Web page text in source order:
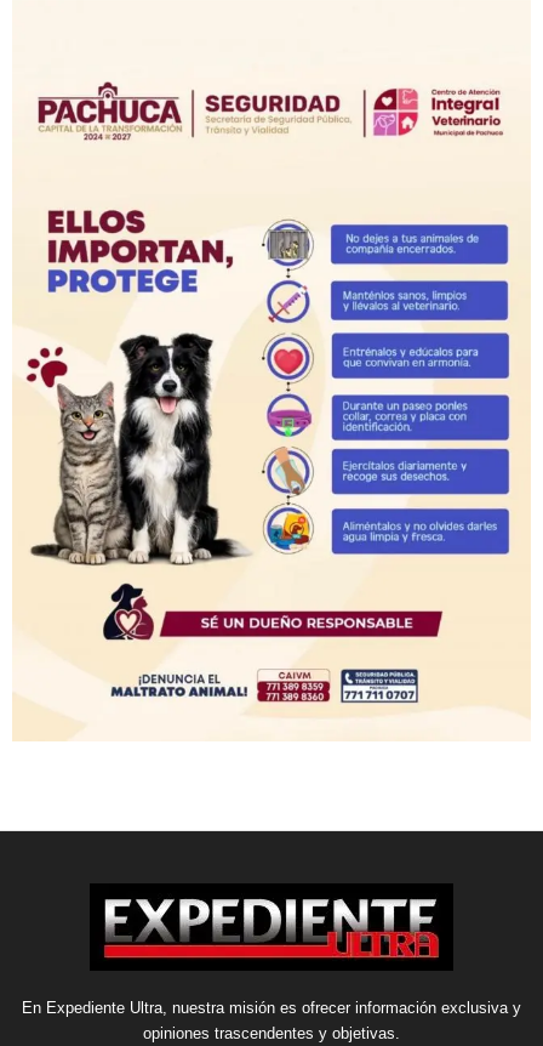
En Expediente Ultra, nuestra misión es ofrecer información exclusiva y
opiniones trascendentes y objetivas.